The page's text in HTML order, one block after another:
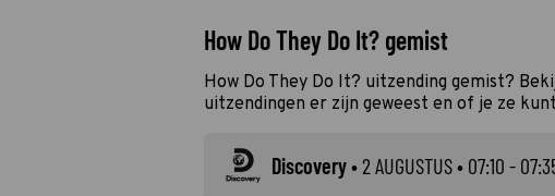
How Do They Do It? gemist
How Do They Do It? uitzending gemist?
uitzendingen er zijn geweest en of je ze
Discovery•2 AUGUSTUS• 07:10 -